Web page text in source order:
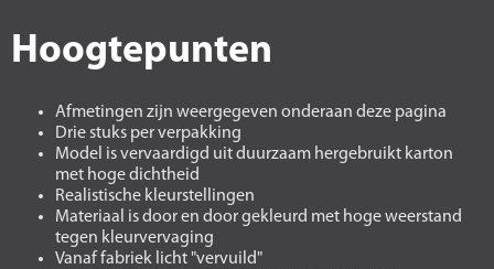
Hoogtepunten
Afmetingen zijn weergegeven onderaan deze pagina
Drie stuks per verpakking
Model is vervaardigd uit duurzaam hergebruikt karton
met hoge dichtheid
Realistische kleurstellingen
Materiaal is door en door gekleurd met hoge weerstand
tegen kleurvervaging
Vanaf fabriek licht "vervuild"